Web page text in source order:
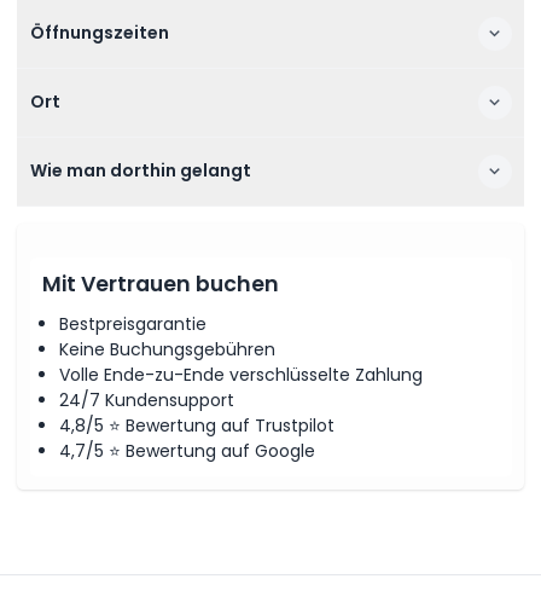
Öffnungszeiten
Ort
Wie man dorthin gelangt
Mit Vertrauen buchen
Bestpreisgarantie
Keine Buchungsgebühren
Volle Ende-zu-Ende verschlüsselte Zahlung
24/7 Kundensupport
4,8/5 ⭐ Bewertung auf Trustpilot
4,7/5 ⭐ Bewertung auf Google